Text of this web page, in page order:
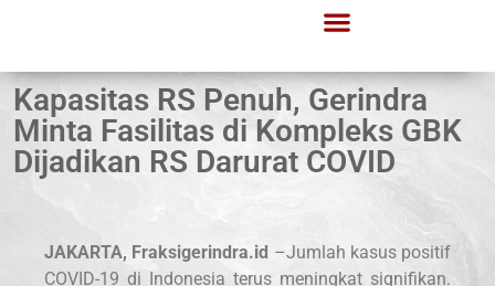
Kapasitas RS Penuh, Gerindra
Minta Fasilitas di Kompleks GBK
Dijadikan RS Darurat COVID
JAKARTA, Fraksigerindra.id –Jumlah kasus positif
COVID-19 di Indonesia terus meningkat signifikan.